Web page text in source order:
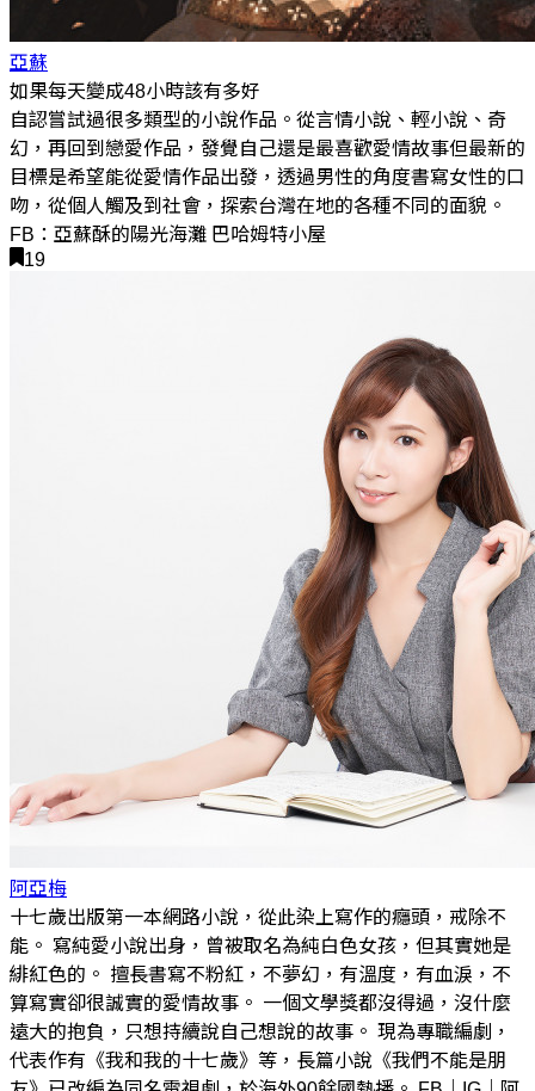
亞蘇
如果每天變成48小時該有多好
自認嘗試過很多類型的小說作品。從言情小說、輕小說、奇
幻，再回到戀愛作品，發覺自己還是最喜歡愛情故事但最新的
目標是希望能從愛情作品出發，透過男性的角度書寫女性的口
吻，從個人觸及到社會，探索台灣在地的各種不同的面貌。
FB：亞蘇酥的陽光海灘 巴哈姆特小屋
19
阿亞梅
十七歲出版第一本網路小說，從此染上寫作的癮頭，戒除不
能。 寫純愛小說出身，曾被取名為純白色女孩，但其實她是
緋紅色的。 擅長書寫不粉紅，不夢幻，有溫度，有血淚，不
算寫實卻很誠實的愛情故事。 一個文學獎都沒得過，沒什麼
遠大的抱負，只想持續說自己想說的故事。 現為專職編劇，
代表作有《我和我的十七歲》等，長篇小說《我們不能是朋